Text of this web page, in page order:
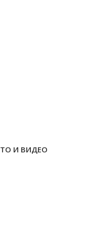
И ВИДЕО